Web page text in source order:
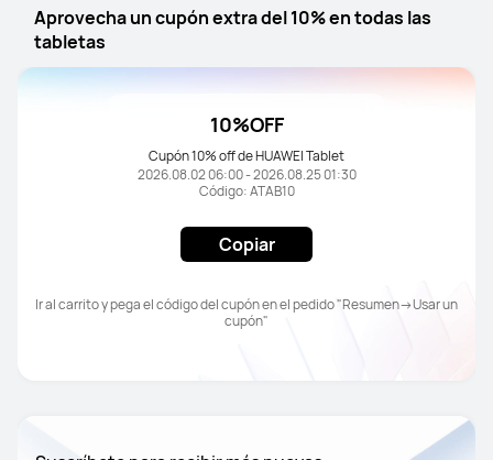
Aprovecha un cupón extra del 10% en todas las
tabletas
10%OFF
Cupón 10% off de HUAWEI Tablet
2026.08.02 06:00 - 2026.08.25 01:30
Código: ATAB10
Copiar
Ir al carrito y pega el código del cupón en el pedido "Resumen→Usar un
cupón"